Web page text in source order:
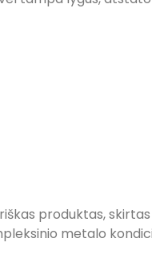
produktas,
metalo